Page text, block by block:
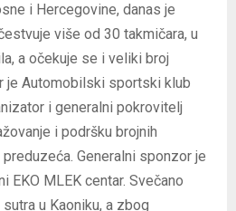
i Hercegovine, danas je
više od 30 takmičara, u
a očekuje se i veliki broj
je Automobilski sportski klub
i generalni pokrovitelj
i podršku brojnih
Generalni sponzor je
EKO MLEK centar. Svečano
u Kaoniku, a zbog